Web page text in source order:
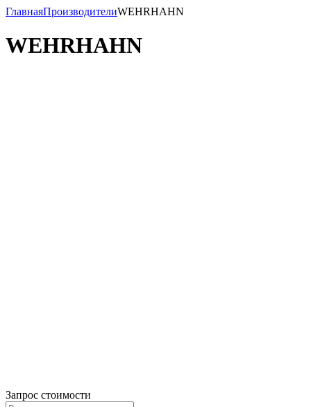
ГлавнаяПроизводителиWEHRHAHN
WEHRHAHN
Запрос стоимости